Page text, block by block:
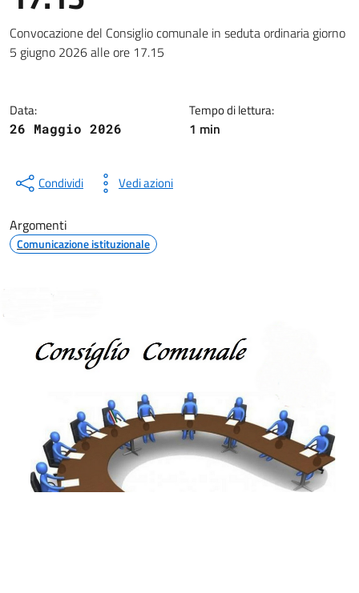
Dettagli della notizia
Convocazione del Consiglio comunale in seduta ordinaria giorno
5 giugno 2026 alle ore 17.15
Data:
26 Maggio 2026
Tempo di lettura:
1 min
Condividi Vedi azioni
Argomenti
Comunicazione istituzionale